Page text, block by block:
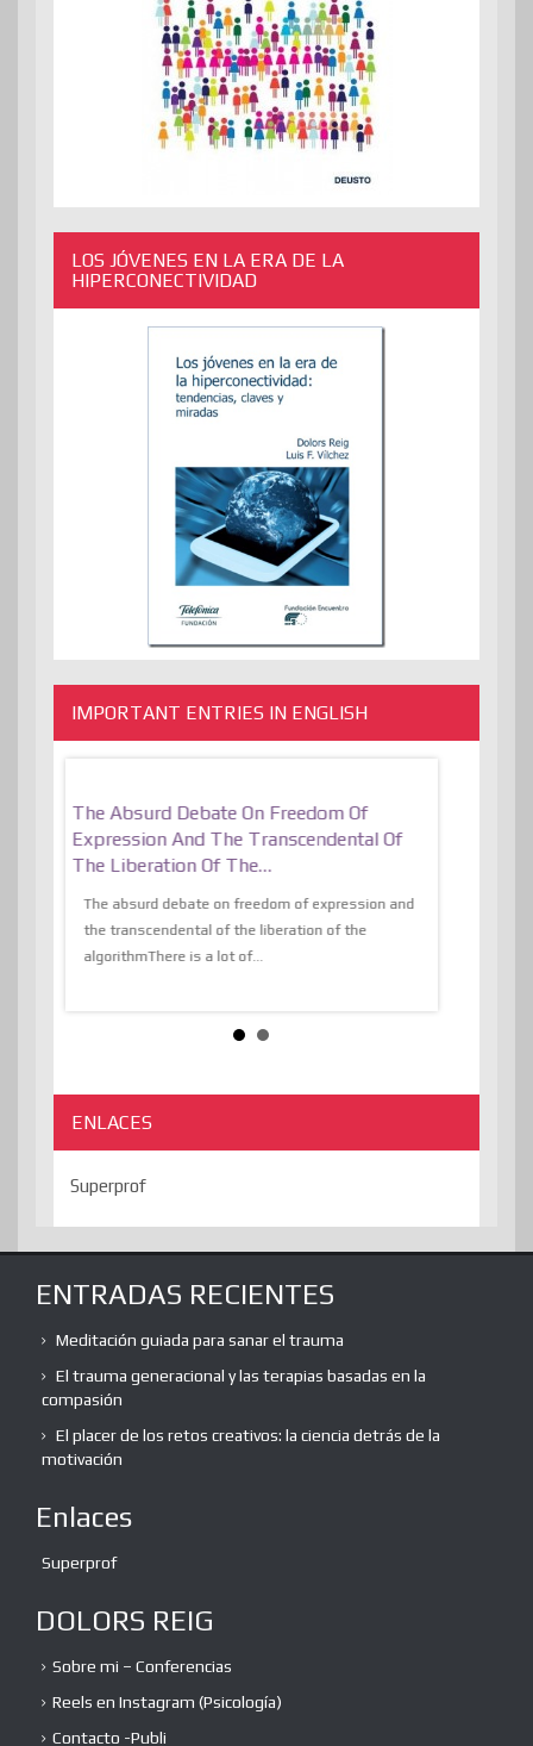
LOS JÓVENES EN LA ERA DE LA
HIPERCONECTIVIDAD
IMPORTANT ENTRIES IN ENGLISH
The Absurd Debate On Freedom Of
Expression And The Transcendental Of
The Liberation Of The…
The absurd debate on freedom of expression and
the transcendental of the liberation of the
algorithmThere is a lot of...
ENLACES
Superprof
ENTRADAS RECIENTES
Meditación guiada para sanar el trauma
El trauma generacional y las terapias basadas en la
compasión
El placer de los retos creativos: la ciencia detrás de la
motivación
Enlaces
Superprof
DOLORS REIG
Sobre mi – Conferencias
Reels en Instagram (Psicología)
Contacto -Publi